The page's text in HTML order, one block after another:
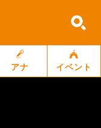
アナ イベント